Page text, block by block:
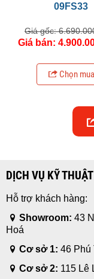
09FS33
Giá gốc:
Giá bán:
Chọn mua
DỊCH VỤ KỸ
Hỗ trợ khách hàng:
Showroom: 43
Hoá
Cơ sở 1: 46 Phú
Cơ sở 2: 115 Lê